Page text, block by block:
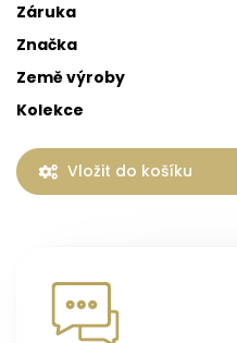
Záruka
Značka
Země výroby
Kolekce
Vložit do košíku